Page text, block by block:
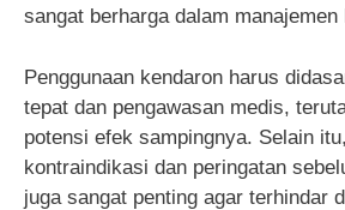
sangat berharga dalam
Penggunaan kendaron harus
tepat dan pengawasan medis,
potensi efek sampingnya. Selain
kontraindikasi dan peringatan
juga sangat penting agar terhindar